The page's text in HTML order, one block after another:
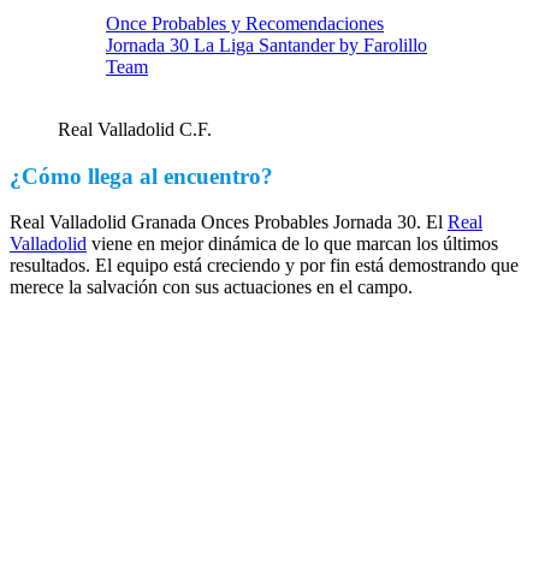
Once Probables y Recomendaciones
Jornada 30 La Liga Santander by Farolillo
Team
Real Valladolid C.F.
¿Cómo llega al encuentro?
Real Valladolid Granada Onces Probables Jornada 30. El Real
Valladolid viene en mejor dinámica de lo que marcan los últimos
resultados. El equipo está creciendo y por fin está demostrando que
merece la salvación con sus actuaciones en el campo.